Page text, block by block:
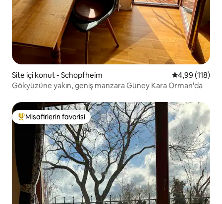
Site içi konut - Schopfheim 5 üzerinden
4,99 (118)
Gökyüzüne yakın, geniş manzara Güney Kara Orman'da
Misafirlerin favorilerinden en beğenilenler arasında
Misafirlerin favorisi